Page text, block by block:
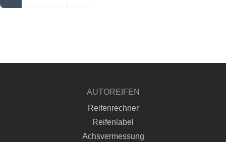
AUTOREIFEN
Reifenrechner
Reifenlabel
Achsvermessung